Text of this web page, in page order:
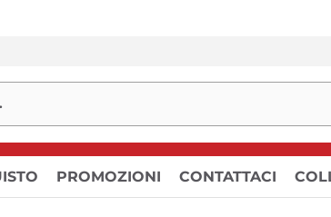
PROMOZIONI CONTATTACI